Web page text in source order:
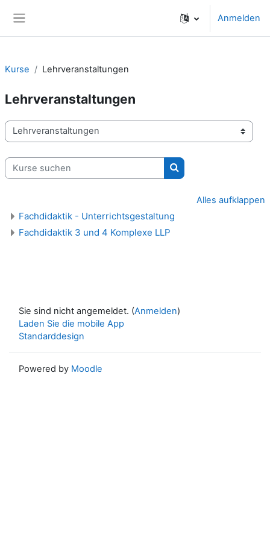
Anmelden
Kurse Lehrveranstaltungen
Lehrveranstaltungen
Kursbereiche
Kurse suchen
Kurse suchen
Alles aufklappen
Fachdidaktik - Unterrichtsgestaltung
Fachdidaktik 3 und 4 Komplexe LLP
Sie sind nicht angemeldet. (Anmelden)
Laden Sie die mobile App
Standarddesign
Powered by Moodle